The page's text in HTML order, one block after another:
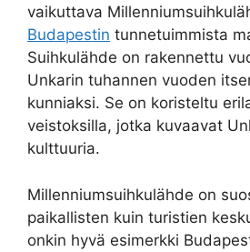
vaikuttava
Budapestin tunnetuimmista
Suihkulähde on rakennettu
Unkarin tuhannen vuoden
kunniaksi. Se on koristeltu
veistoksilla, jotka kuvaavat
kulttuuria.
Millenniumsuihkulähde on
paikallisten kuin turistien
onkin hyvä esimerkki